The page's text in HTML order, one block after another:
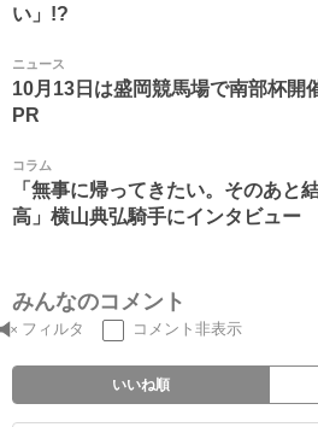
い」!?
ニュース
10月13日は盛岡競馬場で南部杯開
PR
コラム
「無事に帰ってきたい。そのあと
高」横山典弘騎手にインタビュー
みんなのコメント
フィルタ コメント非表示
いいね順